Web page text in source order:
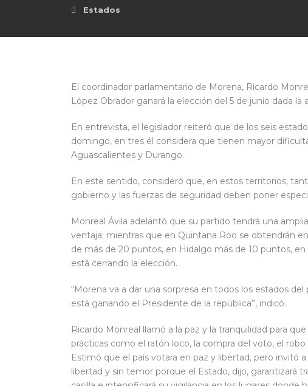
Estados
El coordinador parlamentario de Morena, Ricardo
López Obrador ganará la elección del 5 de junio dada
En entrevista, el legislador reiteró que de los seis
domingo, en tres él considera que tienen mayor
Aguascalientes y Durango.
En este sentido, consideró que, en estos territorios,
gobierno y las fuerzas de seguridad deben poner
Monreal Ávila adelantó que su partido tendrá una
ventaja; mientras que en Quintana Roo se obtendrán
de más de 20 puntos, en Hidalgo más de 10 puntos,
está cerrando la elección.
“Morena va a dar una sorpresa en todos los estados
está ganando el Presidente de la república”, indicó.
Ricardo Monreal llamó a la paz y la tranquilidad para
prácticas como el ratón loco, la compra del voto, el robo
Estimó que el país votara en paz y libertad, pero invitó
libertad y sin temor porque el Estado, dijo, garantizará